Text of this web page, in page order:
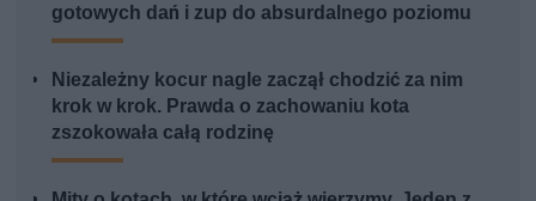
gotowych dań i zup do absurdalnego poziomu
Niezależny kocur nagle zaczął chodzić za nim
krok w krok. Prawda o zachowaniu kota
zszokowała całą rodzinę